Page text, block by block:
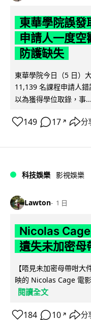
東華學院誤發
申請人一度
防護缺失
東華學院今日（5 日）
11,139 名課程申請人
以為獲得學位取錄，事...
149 17 ↗ 分
科技娛樂 影視娛樂
Lawton 1 日
Nicolas
遺失未加密母
【唔見未加密母帶咁
映的 Nicolas Cage 電
閱讀全文
184 10 ↗ 分